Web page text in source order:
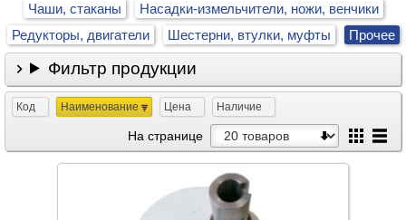
Чаши, стаканы
Насадки-измельчители, ножи, венчики
Редукторы, двигатели
Шестерни, втулки, муфты Прочее
Фильтр продукции
Код Наименование Цена Наличие
На странице